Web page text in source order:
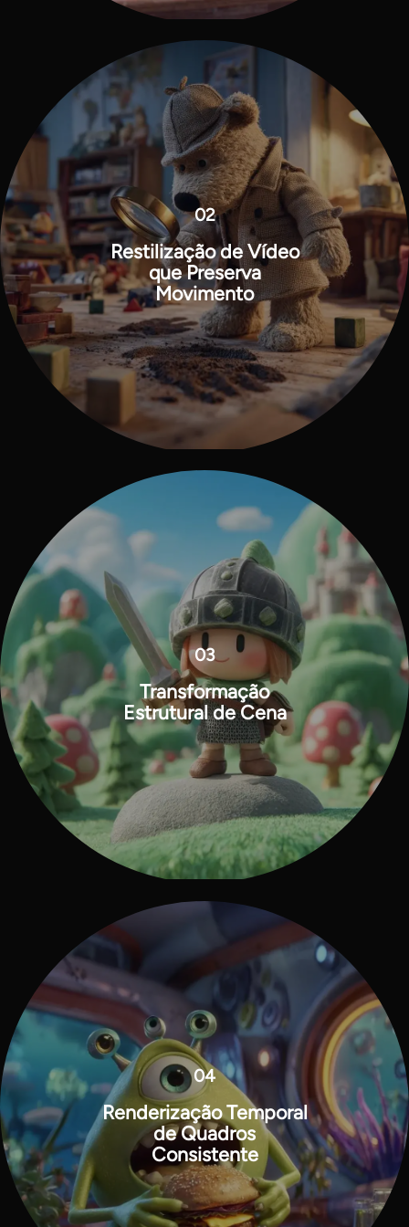
02
Restilização de Vídeo
que Preserva
Movimento
03
Transformação
Estrutural de Cena
04
Renderização Temporal
de Quadros
Consistente